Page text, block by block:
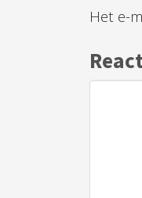
Het e-